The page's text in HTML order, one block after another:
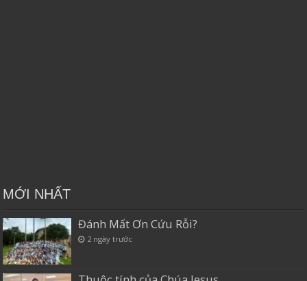
MỚI NHẤT
Đánh Mất Ơn Cứu Rỗi?
2 ngày trước